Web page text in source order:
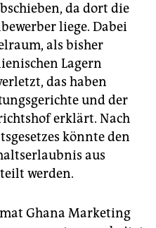
da dort die
liege. Dabei
als bisher
Lagern
das haben
und der
erklärt. Nach
könnte den
aus
werden.
Ghana Marketing